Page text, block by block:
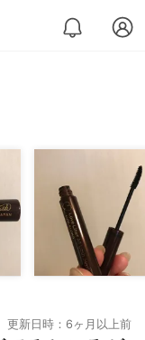
更新日時：6ヶ月以上前